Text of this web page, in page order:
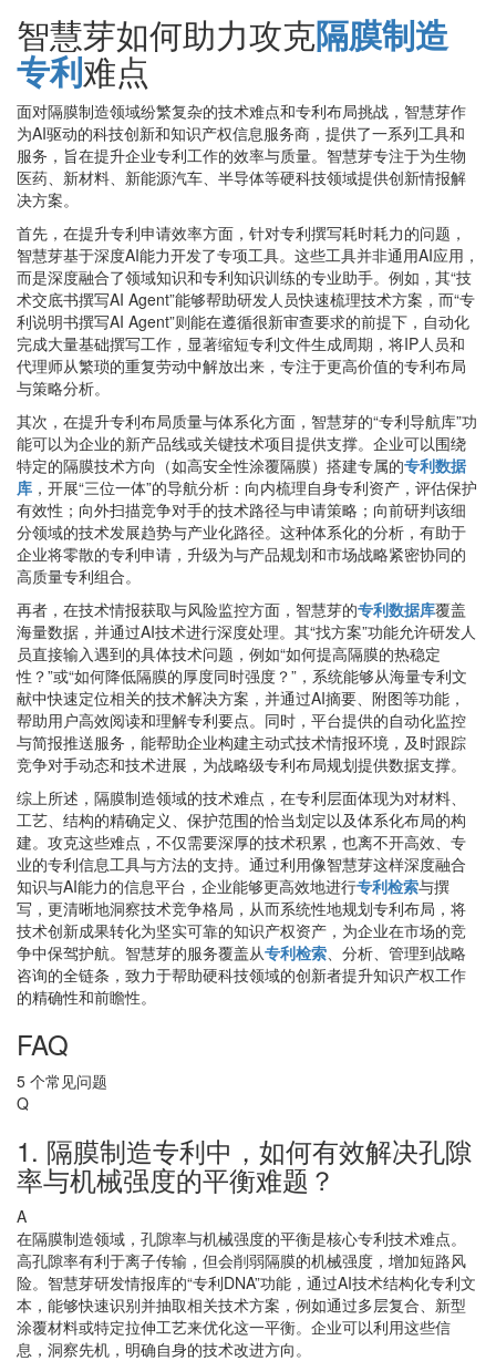
智慧芽如何助力攻克隔膜制造
专利难点
面对隔膜制造领域纷繁复杂的技术难点和专利布局挑战，智慧芽作
为AI驱动的科技创新和知识产权信息服务商，提供了一系列工具和
服务，旨在提升企业专利工作的效率与质量。智慧芽专注于为生物
医药、新材料、新能源汽车、半导体等硬科技领域提供创新情报解
决方案。
首先，在提升专利申请效率方面，针对专利撰写耗时耗力的问题，
智慧芽基于深度AI能力开发了专项工具。这些工具并非通用AI应用，
而是深度融合了领域知识和专利知识训练的专业助手。例如，其“技
术交底书撰写AI Agent”能够帮助研发人员快速梳理技术方案，而“专
利说明书撰写AI Agent”则能在遵循很新审查要求的前提下，自动化
完成大量基础撰写工作，显著缩短专利文件生成周期，将IP人员和
代理师从繁琐的重复劳动中解放出来，专注于更高价值的专利布局
与策略分析。
其次，在提升专利布局质量与体系化方面，智慧芽的“专利导航库”功
能可以为企业的新产品线或关键技术项目提供支撑。企业可以围绕
特定的隔膜技术方向（如高安全性涂覆隔膜）搭建专属的专利数据
库 ，开展“三位一体”的导航分析：向内梳理自身专利资产，评估保护
有效性；向外扫描竞争对手的技术路径与申请策略；向前研判该细
分领域的技术发展趋势与产业化路径。这种体系化的分析，有助于
企业将零散的专利申请，升级为与产品规划和市场战略紧密协同的
高质量专利组合。
再者，在技术情报获取与风险监控方面，智慧芽的专利数据库覆盖
海量数据，并通过AI技术进行深度处理。其“找方案”功能允许研发人
员直接输入遇到的具体技术问题，例如“如何提高隔膜的热稳定
性？”或“如何降低隔膜的厚度同时强度？”，系统能够从海量专利文
献中快速定位相关的技术解决方案，并通过AI摘要、附图等功能，
帮助用户高效阅读和理解专利要点。同时，平台提供的自动化监控
与简报推送服务，能帮助企业构建主动式技术情报环境，及时跟踪
竞争对手动态和技术进展，为战略级专利布局规划提供数据支撑。
综上所述，隔膜制造领域的技术难点，在专利层面体现为对材料、
工艺、结构的精确定义、保护范围的恰当划定以及体系化布局的构
建。攻克这些难点，不仅需要深厚的技术积累，也离不开高效、专
业的专利信息工具与方法的支持。通过利用像智慧芽这样深度融合
知识与AI能力的信息平台，企业能够更高效地进行专利检索与撰
写，更清晰地洞察技术竞争格局，从而系统性地规划专利布局，将
技术创新成果转化为坚实可靠的知识产权资产，为企业在市场的竞
争中保驾护航。智慧芽的服务覆盖从专利检索 、分析、管理到战略
咨询的全链条，致力于帮助硬科技领域的创新者提升知识产权工作
的精确性和前瞻性。
FAQ
5 个常见问题
Q
1. 隔膜制造专利中，如何有效解决孔隙
率与机械强度的平衡难题？
A
在隔膜制造领域，孔隙率与机械强度的平衡是核心专利技术难点。
高孔隙率有利于离子传输，但会削弱隔膜的机械强度，增加短路风
险。智慧芽研发情报库的“专利DNA”功能，通过AI技术结构化专利文
本，能够快速识别并抽取相关技术方案，例如通过多层复合、新型
涂覆材料或特定拉伸工艺来优化这一平衡。企业可以利用这些信
息，洞察先机，明确自身的技术改进方向。